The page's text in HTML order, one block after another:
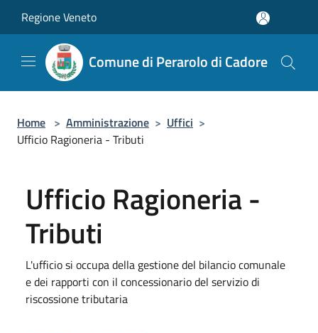
Regione Veneto
Comune di Perarolo di Cadore
Home > Amministrazione > Uffici >
Ufficio Ragioneria - Tributi
Ufficio Ragioneria -
Tributi
L'ufficio si occupa della gestione del bilancio comunale
e dei rapporti con il concessionario del servizio di
riscossione tributaria